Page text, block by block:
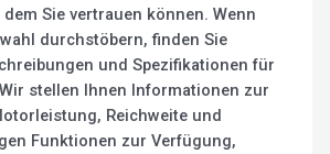
Sie vertrauen können. Wenn
durchstöbern, finden Sie
und Spezifikationen für
stellen Ihnen Informationen zur
Reichweite und
Funktionen zur Verfügung,